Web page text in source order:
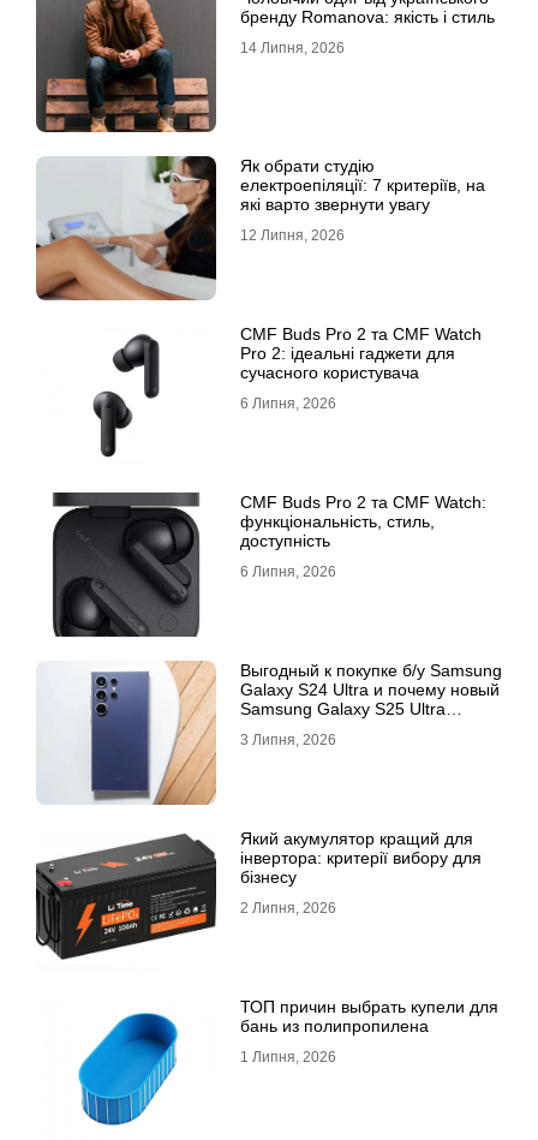
бренду Romanova: якість і стиль
14 Липня, 2026
Як обрати студію
електроепіляції: 7 критеріїв, на
які варто звернути увагу
12 Липня, 2026
CMF Buds Pro 2 та CMF Watch
Pro 2: ідеальні гаджети для
сучасного користувача
6 Липня, 2026
CMF Buds Pro 2 та CMF Watch:
функціональність, стиль,
доступність
6 Липня, 2026
Выгодный к покупке б/у Samsung
Galaxy S24 Ultra и почему новый
Samsung Galaxy S25 Ultra
3 Липня, 2026
Який акумулятор кращий для
інвертора: критерії вибору для
бізнесу
2 Липня, 2026
ТОП причин выбрать купели для
бань из полипропилена
1 Липня, 2026